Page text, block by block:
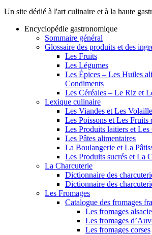
Un site dédié à l'art culinaire et à la haute
Encyclopédie gastronomique
Sommaire général
Glossaire des produits et des
Les Fruits
Les Légumes
Les Épices – Les Huiles
Condiments
Les Céréales – Le Riz et
Lexique culinaire
Les Viandes et Les
Les Poissons et Les Fruits
Les Produits laitiers et
Les Pâtes alimentaires
La Boulangerie et La
Les Produits sucrés et La
La Charcuterie
Dictionnaire des
Dictionnaire des
Les Fromages
Catalogue des fromages
Les fromages
Les fromages
Les fromages corses